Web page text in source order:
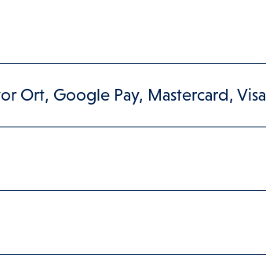
Ort, Google Pay, Mastercard, Visa